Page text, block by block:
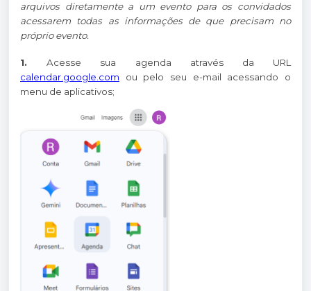
arquivos diretamente a um evento para os convidados
acessarem todas as informações de que precisam no
próprio evento.
1.Acesse sua agenda através da URL
calendar.google.com
ou pelo seu e-mail acessando o
menu de aplicativos;